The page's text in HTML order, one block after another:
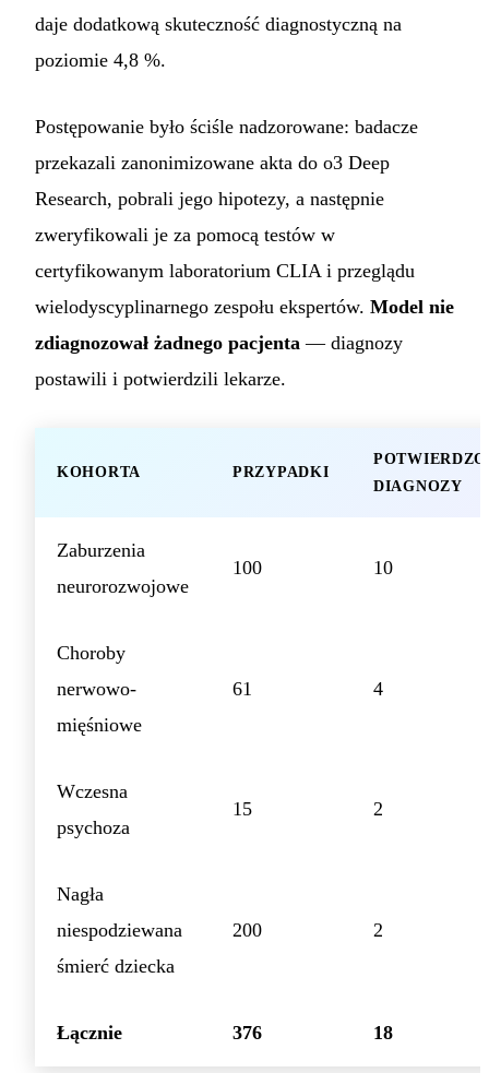
daje dodatkową skuteczność diagnostyczną na
poziomie 4,8 %.
Postępowanie było ściśle nadzorowane: badacze
przekazali zanonimizowane akta do o3 Deep
Research, pobrali jego hipotezy, a następnie
zweryfikowali je za pomocą testów w
certyfikowanym laboratorium CLIA i przeglądu
wielodyscyplinarnego zespołu ekspertów. Model nie
zdiagnozował żadnego pacjenta — diagnozy
postawili i potwierdzili lekarze.
KOHORTA PRZYPADKI
DIAGNOZY
Zaburzenia
neurorozwojowe
100 10
Choroby
nerwowo-
mięśniowe
61 4
Wczesna
psychoza
15 2
Nagła
niespodziewana
śmierć dziecka
200 2
Łącznie 376 18